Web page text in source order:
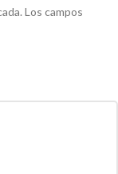
Los campos